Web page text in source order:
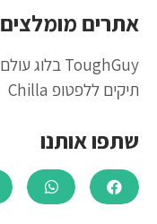
אתרים מומלצים
ToughGuy בלוג עולם הגבר
תיקים ללפטופ Chilla
שתפו אותנו